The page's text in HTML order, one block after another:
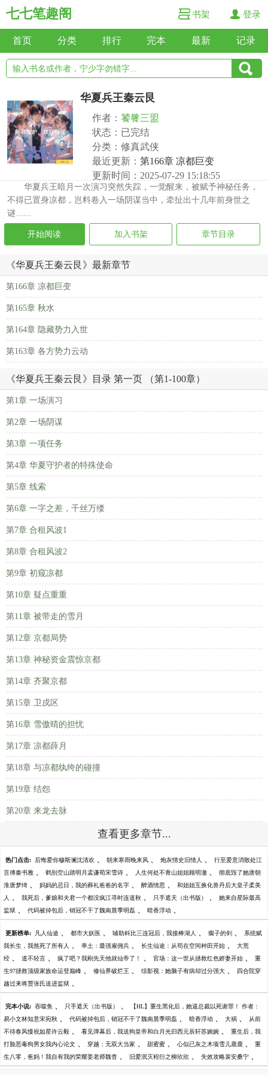
七七笔趣阁 书架 登录
首页 分类 排行 完本 最新 记录
华夏兵王秦云艮
作者： 饕餮三盟
状态：已完结
分类：修真武侠
最近更新： 第166章 凉都巨变
更新时间：2025-07-29 15:18:55
华夏兵王暗月一次演习突然失踪，一觉醒来，被赋予神秘任务，
不得已置身凉都，岂料卷入一场阴谋当中，牵扯出十几年前身世之
谜…...
开始阅读 加入书架 章节目录
《华夏兵王秦云艮》最新章节
第166章 凉都巨变
第165章 秋水
第164章 隐藏势力入世
第163章 各方势力云动
《华夏兵王秦云艮》目录 第一页 （第1-100章）
第1章 一场演习
第2章 一场阴谋
第3章 一项任务
第4章 华夏守护者的特殊使命
第5章 线索
第6章 一字之差，千丝万缕
第7章 合租风波1
第8章 合租风波2
第9章 初窥凉都
第10章 疑点重重
第11章 被带走的雪月
第12章 京都局势
第13章 神秘资金震惊京都
第14章 齐聚京都
第15章 卫戍区
第16章 雪傲晴的担忧
第17章 凉都薛月
第18章 与凉都纨绔的碰撞
第19章 结怨
第20章 来龙去脉
查看更多章节...
热门点击: 后悔爱你穆斯澜沈清欢 、 朝来寒雨晚来风 、 炮灰情史旧情人 、 行至爱意消散处江
言傅秦书雅 、 鹤别空山踏明月孟谦荀宋雪诗 、 人生何处不青山姐姐顾明澈 、 彻底毁了她唐朝
淮唐梦绮 、 妈妈的忌日，我的葬礼爸爸的名字 、 醉酒情思 、 和姐姐互换化兽丹后大皇子柔美
人 、 我死后，爹娘和夫君一个都没疯江寻时连道秋 、 只手遮天（出书版） 、 她来自星际最高
监狱 、 代码被掉包后，销冠不干了魏南晨季明磊 、 暗香浮动 、
更新榜单: 凡人仙途 、 都市大妖医 、 辅助科比三连冠后，我接棒湖人 、 瘸子的剑 、 系统赋
我长生，我熬死了所有人 、 率土：最强雇佣兵 、 长生仙途：从苟在空间种田开始 、 大荒
经 、 道不轻言 、 疯了吧？我刚先天他就仙帝了！ 、 官场：这一世从拯救红色娇妻开始 、 重
生97拯救顶级家族命运登巅峰 、 修仙界破烂王 、 综影视：她脑子有病却过分强大 、 四合院穿
越过来将贾张氏送进监狱 、
完本小说: 吞噬鱼 、 只手遮天（出书版） 、 【HL】重生黑化后，她逼总裁以死谢罪！ 作者：
易小文林知意宋宛秋 、 代码被掉包后，销冠不干了魏南晨季明磊 、 暗香浮动 、 大祸 、 从前
不待春风慢祝如星许云毅 、 看见弹幕后，我送狗皇帝和白月光归西元辰轩苏婉婉 、 重生后，我
打脸恶毒狗男女我内心论文 、 穿越：无双大当家 、 甜蜜蜜 、 心似已灰之木项雪儿鹿鹿 、 重
生八零，爸妈！我自有我的荣耀姜老师魏杳 、 旧爱泯灭程衍之柳欣欣 、 失效攻略裴安桑宁 、